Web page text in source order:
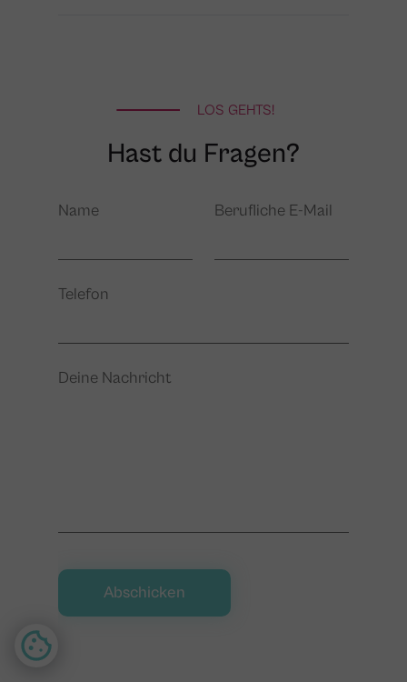
LOS GEHTS!
Hast du Fragen?
Name Berufliche E-Mail
Telefon
Deine Nachricht
Abschicken